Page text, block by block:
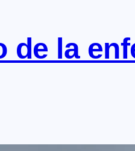
de la